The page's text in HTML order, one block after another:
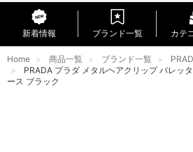
新着情報 ブランド一覧 カテ
Home 商品一覧 ブランド一覧
PRADA プラダ メタルヘアクリップ バレッ
ース ブラック